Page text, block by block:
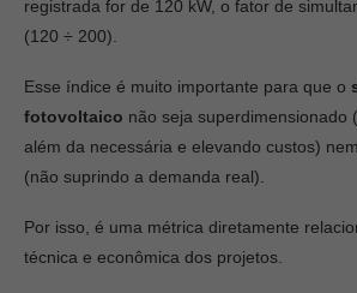
registrada for de 120 kW, o fator de
(120 ÷ 200).
Esse índice é muito importante para que o
fotovoltaico não seja superdimensionado
além da necessária e elevando custos)
(não suprindo a demanda real).
Por isso, é uma métrica diretamente
técnica e econômica dos projetos.